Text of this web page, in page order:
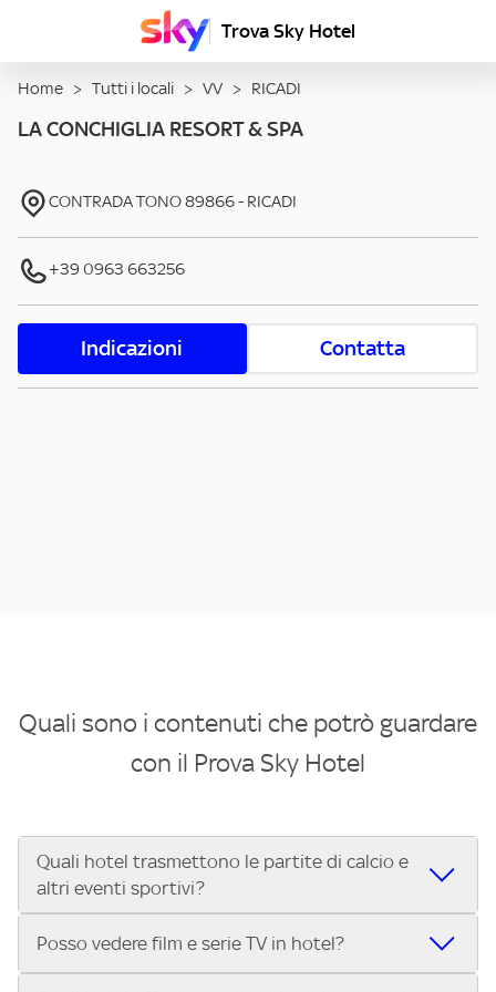
Trova Sky Hotel
Home > Tutti i locali > VV > RICADI
LA CONCHIGLIA RESORT & SPA
CONTRADA TONO89866- RICADI
+39 0963 663256
Indicazioni Contatta
Quali sono i contenuti che potrò guardare
con il Prova Sky Hotel
Quali hotel trasmettono le partite di calcio e
altri eventi sportivi?
Se cerchi un hotel dove poter vedere le partite di Serie A,
Posso vedere film e serie TV in hotel?